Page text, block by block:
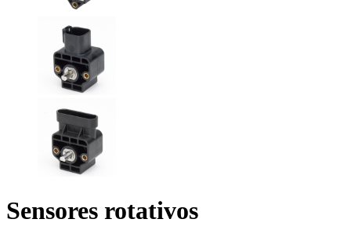
Sensores rotativos